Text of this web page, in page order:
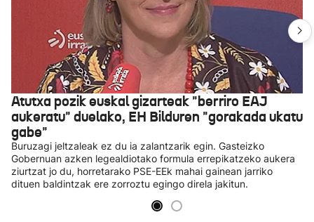
Atutxa pozik euskal gizarteak "berriro EAJ
aukeratu" duelako, EH Bilduren "gorakada ukatu
gabe"
Buruzagi jeltzaleak ez du ia zalantzarik egin. Gasteizko
Gobernuan azken legealdiotako formula errepikatzeko aukera
ziurtzat jo du, horretarako PSE-EEk mahai gainean jarriko
dituen baldintzak ere zorroztu egingo direla jakitun.